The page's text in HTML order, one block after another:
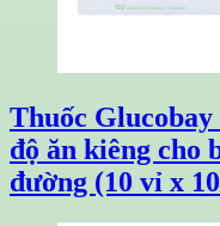
Thuốc
độ ăn kiêng cho
đường (10 vỉ x